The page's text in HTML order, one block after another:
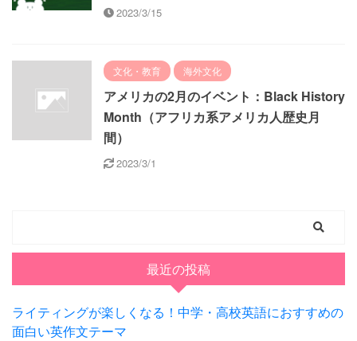
2023/3/15
文化・教育 海外文化
アメリカの2月のイベント：Black History
Month（アフリカ系アメリカ人歴史月
間）
2023/3/1
最近の投稿
ライティングが楽しくなる！中学・高校英語におすすめの
面白い英作文テーマ